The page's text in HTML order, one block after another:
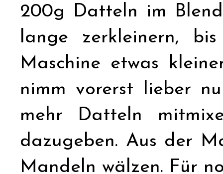
200g Datteln im
lange zerkleinern,
Maschine etwas
nimm vorerst lieber
mehr Datteln
dazugeben. Aus der
Mandeln wälzen. Für